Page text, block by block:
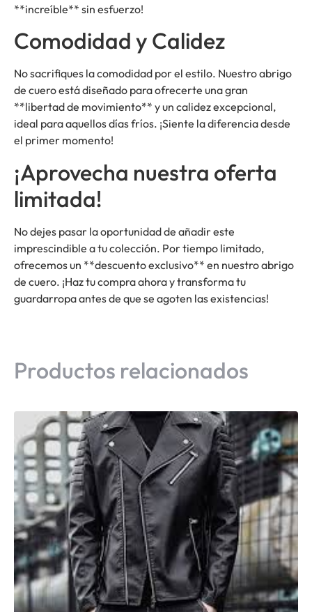
**increíble** sin esfuerzo!
Comodidad y Calidez
No sacrifiques la comodidad por el estilo. Nuestro abrigo
de cuero está diseñado para ofrecerte una gran
**libertad de movimiento** y un calidez excepcional,
ideal para aquellos días fríos. ¡Siente la diferencia desde
el primer momento!
¡Aprovecha nuestra oferta
limitada!
No dejes pasar la oportunidad de añadir este
imprescindible a tu colección. Por tiempo limitado,
ofrecemos un **descuento exclusivo** en nuestro abrigo
de cuero. ¡Haz tu compra ahora y transforma tu
guardarropa antes de que se agoten las existencias!
Productos relacionados